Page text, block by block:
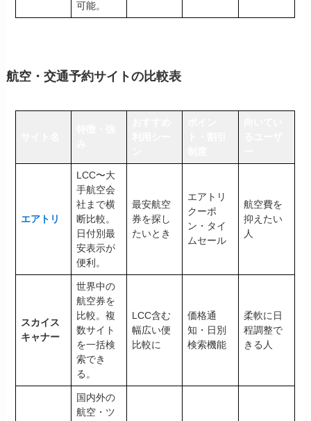
可能。
航空・交通予約サイトの比較表
エアトリ
LCC〜大
手航空会
社まで横
断比較。
日付別最
安表示が
便利。
最安航空
券を探し
たいとき
エアトリ
クーポ
ン・タイ
ムセール
航空費を
抑えたい
人
スカイス
キャナー
世界中の
航空券を
比較。複
数サイト
を一括検
索でき
る。
LCC含む
幅広い便
比較に
価格通
知・日別
検索機能
柔軟に日
程調整で
きる人
国内外の
航空・ツ